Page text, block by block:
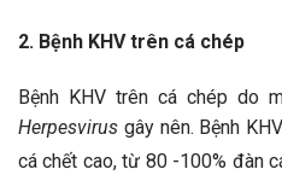
2. Bệnh KHV trên cá chép
Bệnh KHV trên cá chép do
Herpesvirus gây nên. Bệnh
cá chết cao, từ 80 -100% đàn